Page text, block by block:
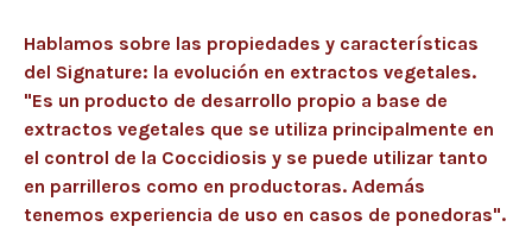
Hablamos sobre las propiedades y características
del Signature: la evolución en extractos vegetales.
"Es un producto de desarrollo propio a base de
extractos vegetales que se utiliza principalmente en
el control de la Coccidiosis y se puede utilizar tanto
en parrilleros como en productoras. Además
tenemos experiencia de uso en casos de ponedoras".